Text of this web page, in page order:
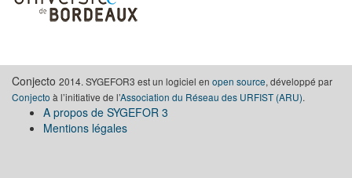
Conjecto 2014. SYGEFOR3 est un logiciel en open source, développé par
Conjecto à l’initiative de l’Association du Réseau des URFIST (ARU).
A propos de SYGEFOR 3
Mentions légales